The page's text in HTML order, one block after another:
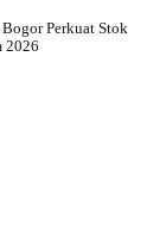
Perkuat Stok
2026